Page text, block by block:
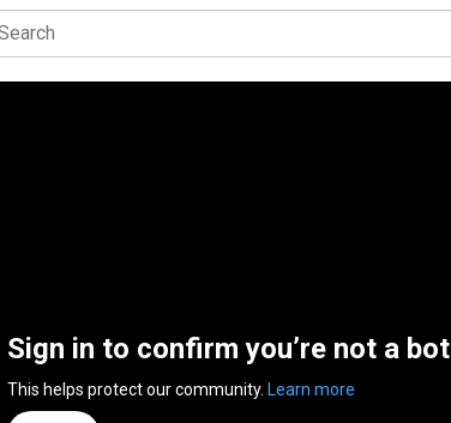
Sign in to confirm you’re not a bot
This helps protect our community. Learn more